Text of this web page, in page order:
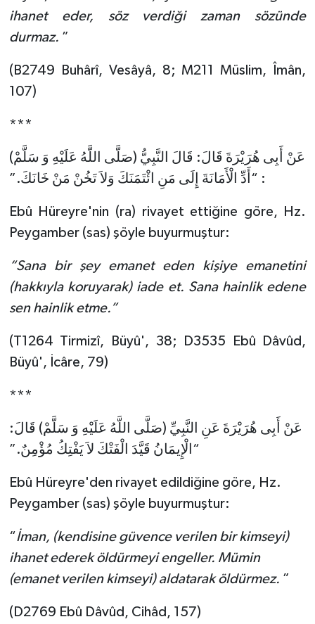
ihanet eder, söz verdiği zaman sözünde
durmaz. ”
(B2749 Buhârî, Vesâyâ, 8; M211 Müslim, Îmân,
107)
***
عَنْ أَبِى هُرَيْرَةَ قَالَ: قَالَ النَّبِيُّ (صَلَّى اللَّهُ عَلَيْهِ وَ سَلَّمْ)
: “أَدِّ الْأَمَانَةَ إِلَى مَنِ ائْتَمَنَكَ وَلاَ تَخُنْ مَنْ خَانَكَ.”
Ebû Hüreyre'nin (ra) rivayet ettiğine göre, Hz.
Peygamber (sas) şöyle buyurmuştur:
“Sana bir şey emanet eden kişiye emanetini
(hakkıyla koruyarak) iade et. Sana hainlik edene
sen hainlik etme.”
(T1264 Tirmizî, Büyû', 38; D3535 Ebû Dâvûd,
Büyû', İcâre, 79)
***
عَنْ أَبِى هُرَيْرَةَ عَنِ النَّبِيِّ (صَلَّى اللَّهُ عَلَيْهِ وَ سَلَّمْ) قَالَ:
“الْإِيمَانُ قَيَّدَ الْفَتْكَ لاَ يَفْتِكُ مُؤْمِنٌ.”
Ebû Hüreyre'den rivayet edildiğine göre, Hz.
Peygamber (sas) şöyle buyurmuştur:
“İman, (kendisine güvence verilen bir kimseyi)
ihanet ederek öldürmeyi engeller. Mümin
(emanet verilen kimseyi) aldatarak öldürmez. ”
(D2769 Ebû Dâvûd, Cihâd, 157)
Bitlis Müftülüğü
Bolu Müftülüğü
Çanakkale Müftülüğü
Çankırı Müftülüğü
Denizli Müftülüğü
Düzce Müftülüğü
Elazığ Müftülüğü
Erzurum Müftülüğü
Eskişehir Müftülüğü
Gaziantep Müftülüğü
Giresun Müftülüğü
Sağlık
Makaleler
Podcast
Bilim, Teknoloji
Diyanet TV
YAŞAM